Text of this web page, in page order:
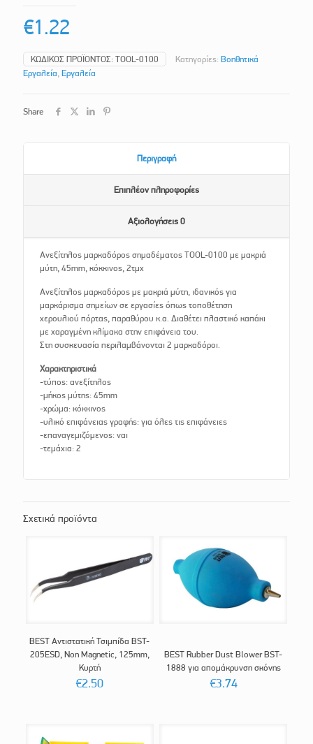
€1.22
ΚΩΔΙΚΌΣ ΠΡΟΪΌΝΤΟΣ: TOOL-0100 Κατηγορίες: Βοηθητικά
Εργαλεία Εργαλεία
Share
Περιγραφή
Επιπλέον πληροφορίες
Αξιολογήσεις 0
Ανεξίτηλος μαρκαδόρος σημαδέματος TOOL-0100 με μακριά
μύτη, 45mm, κόκκινος, 2τμχ
Ανεξίτηλος μαρκαδόρος με μακριά μύτη, ιδανικός για
μαρκάρισμα σημείων σε εργασίες όπως τοποθέτηση
χερουλιού πόρτας, παραθύρου κ.α. Διαθέτει πλαστικό καπάκι
με χαραγμένη κλίμακα στην επιφάνεια του.
Στη συσκευασία περιλαμβάνονται 2 μαρκαδόροι.
Χαρακτηριστικά
-τύπος: ανεξίτηλος
-μήκος μύτης: 45mm
-χρώμα: κόκκινος
-υλικό επιφάνειας γραφής: για όλες τις επιφάνειες
-επαναγεμιζόμενος: ναι
-τεμάχια: 2
Σχετικά προϊόντα
BEST Αντιστατική Τσιμπίδα BST-
205ESD, Non Magnetic, 125mm,
Κυρτή
€2.50
BEST Rubber Dust Blower BST-
1888 για απομάκρυνση σκόνης
€3.74